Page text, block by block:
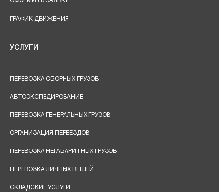
ГРАФИК ДВИЖЕНИЯ
УСЛУГИ
ПЕРЕВОЗКА СБОРНЫХ ГРУЗОВ
АВТОЭКСПЕДИРОВАНИЕ
ПЕРЕВОЗКА ГЕНЕРАЛЬНЫХ ГРУЗОВ
ОРГАНИЗАЦИЯ ПЕРЕЕЗДОВ
ПЕРЕВОЗКА НЕГАБАРИТНЫХ ГРУЗОВ
ПЕРЕВОЗКА ЛИЧНЫХ ВЕЩЕЙ
СКЛАДСКИЕ УСЛУГИ